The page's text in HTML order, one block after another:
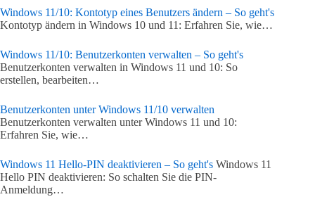
Windows 11/10: Kontotyp eines Benutzers ändern – So geht's
Kontotyp ändern in Windows 10 und 11: Erfahren Sie, wie…
Windows 11/10: Benutzerkonten verwalten – So geht's
Benutzerkonten verwalten in Windows 11 und 10: So
erstellen, bearbeiten…
Benutzerkonten unter Windows 11/10 verwalten
Benutzerkonten verwalten unter Windows 11 und 10:
Erfahren Sie, wie…
Windows 11 Hello-PIN deaktivieren – So geht's Windows 11
Hello PIN deaktivieren: So schalten Sie die PIN-
Anmeldung…